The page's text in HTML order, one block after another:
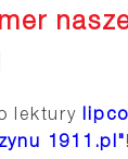
lektury
1911.pl"